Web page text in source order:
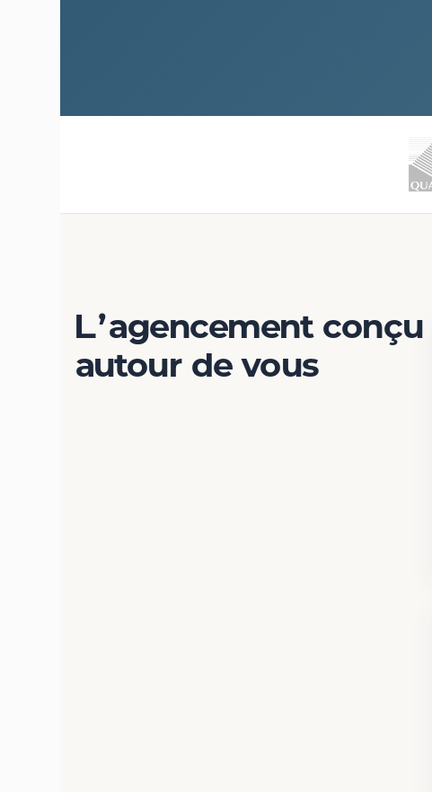
L’agencement conçu
autour de vous